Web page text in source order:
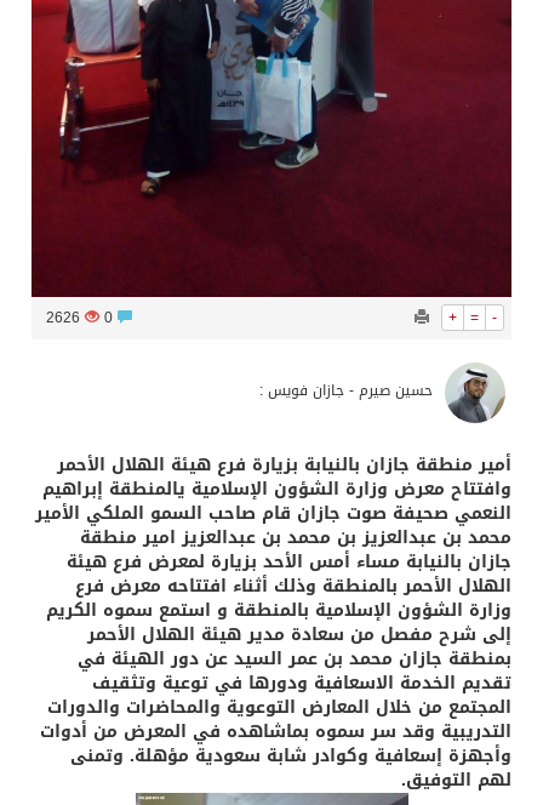
+ = -
2626
حسين صيرم - جازان فويس :
أمير منطقة جازان بالنيابة بزيارة فرع هيئة الهلال الأحمر
وافتتاح معرض وزارة الشؤون الإسلامية يالمنطقة إبراهيم
النعمي صحيفة صوت جازان قام صاحب السمو الملكي الأمير
محمد بن عبدالعزيز بن محمد بن عبدالعزيز امير منطقة
جازان بالنيابة مساء أمس الأحد بزيارة لمعرض فرع هيئة
الهلال الأحمر بالمنطقة وذلك أثناء افتتاحه معرض فرع
وزارة الشؤون الإسلامية بالمنطقة و استمع سموه الكريم
إلى شرح مفصل من سعادة مدير هيئة الهلال الأحمر
بمنطقة جازان محمد بن عمر السيد عن دور الهيئة في
تقديم الخدمة الاسعافية ودورها في توعية وتثقيف
المجتمع من خلال المعارض التوعوية والمحاضرات والدورات
التدريبية وقد سر سموه بماشاهده في المعرض من أدوات
وأجهزة إسعافية وكوادر شابة سعودية مؤهلة. وتمنى
لهم التوفيق.